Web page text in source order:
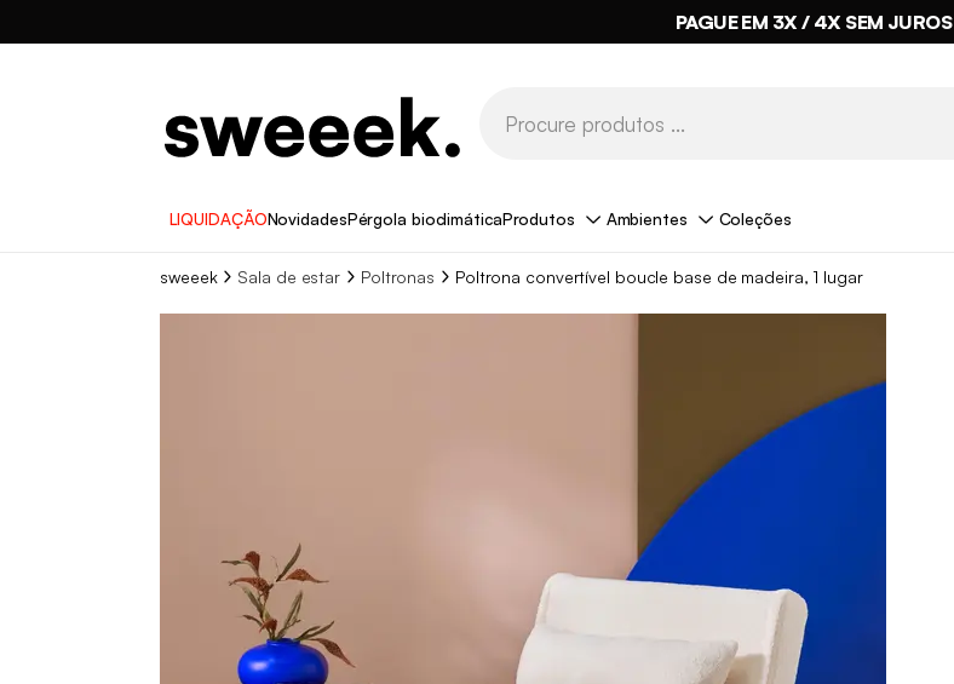
PAGUE EM 3X / 4X SEM JUROS
LIQUIDAÇÃONovidadesPérgola bioclimáticaProdutos Ambientes Coleções
sweeek Sala de estar Poltronas Poltrona convertível boucle base de madeira, 1 lugar